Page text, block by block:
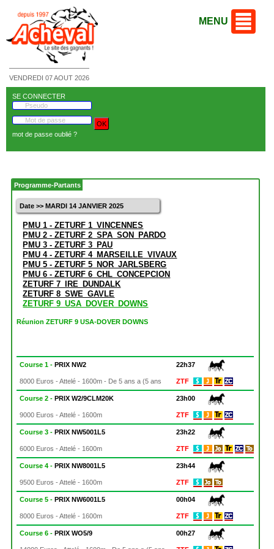
VENDREDI 07 AOUT 2026
MENU
SE CONNECTER
mot de passe oublié ?
Programme-Partants
Date >> MARDI 14 JANVIER 2025
PMU 1 - ZETURF 1_VINCENNES
PMU 2 - ZETURF 2_SPA_SON_PARDO
PMU 3 - ZETURF 3_PAU
PMU 4 - ZETURF 4_MARSEILLE_VIVAUX
PMU 5 - ZETURF 5_NOR_JARLSBERG
PMU 6 - ZETURF 6_CHL_CONCEPCION
ZETURF 7_IRE_DUNDALK
ZETURF 8_SWE_GAVLE
ZETURF 9_USA_DOVER_DOWNS
Réunion ZETURF 9 USA-DOVER DOWNS
Course 1 -PRIX NW2 22h37
8000 Euros - Attelé - 1600m - De 5 ans a (5 ans ZTF
Course 2 -PRIX W2/9CLM20K 23h00
9000 Euros - Attelé - 1600m ZTF
Course 3 -PRIX NW5001L5 23h22
6000 Euros - Attelé - 1600m ZTF
Course 4 -PRIX NW8001L5 23h44
9500 Euros - Attelé - 1600m ZTF
Course 5 -PRIX NW6001L5 00h04
8000 Euros - Attelé - 1600m ZTF
Course 6 -PRIX WO5/9 00h27